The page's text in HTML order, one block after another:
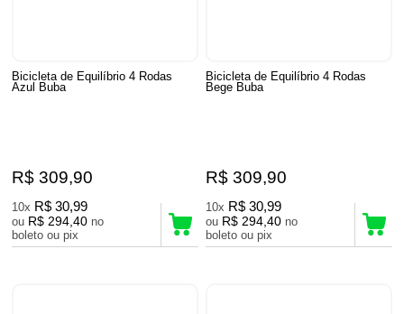
Bicicleta de Equilíbrio 4 Rodas
Azul Buba
R$ 309,90
10x R$ 30,99
ou R$ 294,40 no
boleto ou pix
Bicicleta de Equilíbrio 4 Rodas
Bege Buba
R$ 309,90
10x R$ 30,99
ou R$ 294,40 no
boleto ou pix